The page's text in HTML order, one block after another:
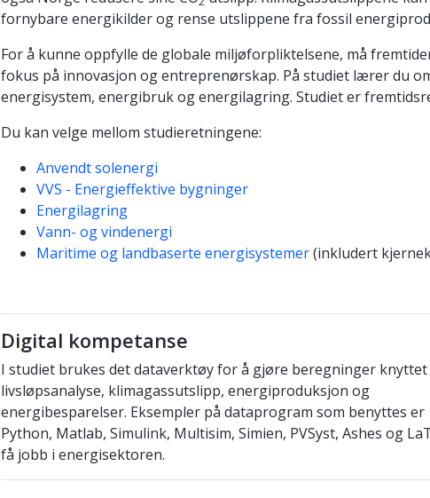
fornybare energikilder og rense utslippene fra fossil
For å kunne oppfylle de globale miljøforpliktelsene, må
fokus på innovasjon og entreprenørskap. På studiet lærer du
energisystem, energibruk og energilagring. Studiet er
Du kan velge mellom studieretningene:
Anvendt solenergi
VVS - Energieffektive bygninger
Energilagring
Vann- og vindenergi
Maritime og landbaserte energisystemer(inkludert
Digital kompetanse
I studiet brukes det dataverktøy for å gjøre beregninger
livsløpsanalyse, klimagassutslipp, energiproduksjon og
energibesparelser. Eksempler på dataprogram som benyttes er
Python, Matlab, Simulink, Multisim, Simien, PVSyst, Ashes og
få jobb i energisektoren.